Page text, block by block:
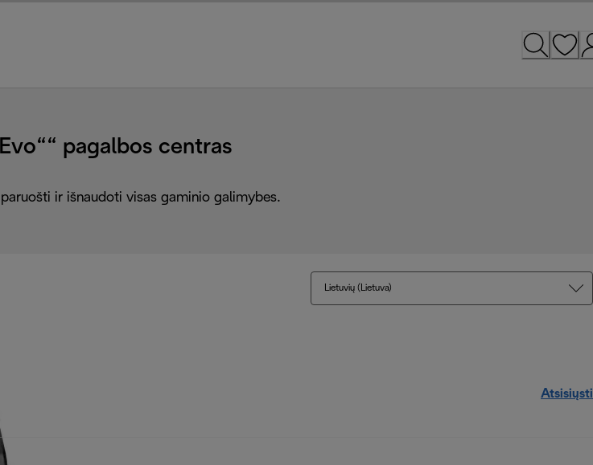
pagalbos centras
ir išnaudoti visas gaminio galimybes.
Lietuvių (Lietuva)
Atsisiųsti